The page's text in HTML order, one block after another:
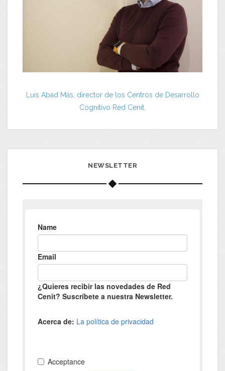
Luis Abad Más, director de los Centros de Desarrollo
Cognitivo Red Cenit.
NEWSLETTER